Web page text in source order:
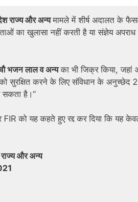
राज्य और अन्यमामले में शीर्ष अदालत के
का खुलासा नहीं करती है या संज्ञेय
भजन लाल व अन्यका भी जिक्र किया, जहां
को सुरक्षित करने के लिए संविधान के
सकता है।”
को यह कहते हुए रद्द कर दिया कि यह केवल
और अन्य